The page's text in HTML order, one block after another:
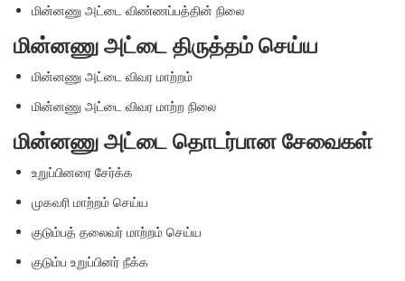
மின்னணு அட்டை விண்ணப்பத்தின் நிலை
மின்னணு அட்டை திருத்தம் செய்ய
மின்னணு அட்டை விவர மாற்றம்
மின்னணு அட்டை விவர மாற்ற நிலை
மின்னணு அட்டை தொடர்பான சேவைகள்
உறுப்பினரை சேர்க்க
முகவரி மாற்றம் செய்ய
குடும்பத் தலைவர் மாற்றம் செய்ய
குடும்ப உறுப்பினர் நீக்க